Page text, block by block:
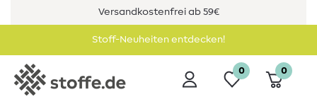
Versandkostenfrei ab 59€
Stoff-Neuheiten entdecken!
0 0